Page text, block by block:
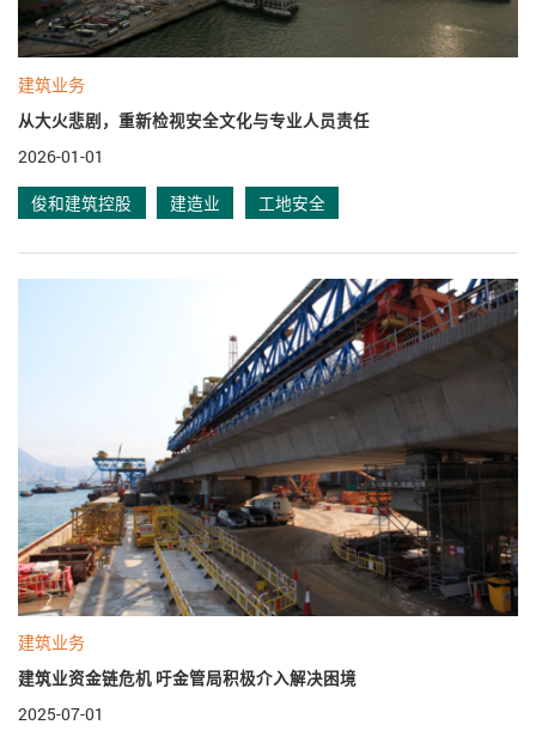
建筑业务
从大火悲剧，重新检视安全文化与专业人员责任
2026-01-01
俊和建筑控股 建造业 工地安全
建筑业务
建筑业资金链危机 吁金管局积极介入解决困境
2025-07-01